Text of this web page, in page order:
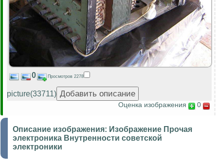
0 Просмотров 2278
picture(33711)
Оценка изображения 0
Описание изображения: Изображение Прочая
электроника Внутренности советской
электроники